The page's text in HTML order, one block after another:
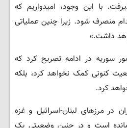
با این وجود، امیدواریم که
منصرف شود. زیرا چنین عملیاتی
داشت.»
سوریه در ادامه تصریح کرد که
کنونی کمک نخواهد کرد، بلکه
کرد.
در مرزهای لبنان-اسرائیل و غزه